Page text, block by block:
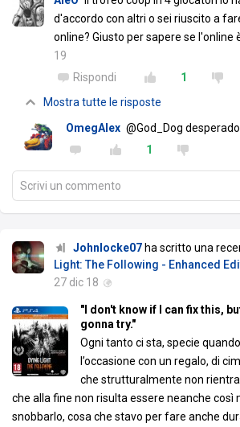
d'accordo con altri o sei riuscito a
online? Giusto per sapere se l'online
19
Rispondi
1
Mostra tutte le risposte
OmegAlex @God_Dog
1
Scrivi un commento
Johnlocke07 ha scritto una
Light: The Following - Enhanced
27 dic 18
"I don't know if I can fix this,
gonna try."
Ogni tanto ci sta, specie
l’occasione con un regalo, di
che strutturalmente non
che alla fine non risulta essere neanche così
snobbarlo, cosa che stavo per fare anche